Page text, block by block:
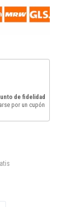
de fidelidad
por un cupón